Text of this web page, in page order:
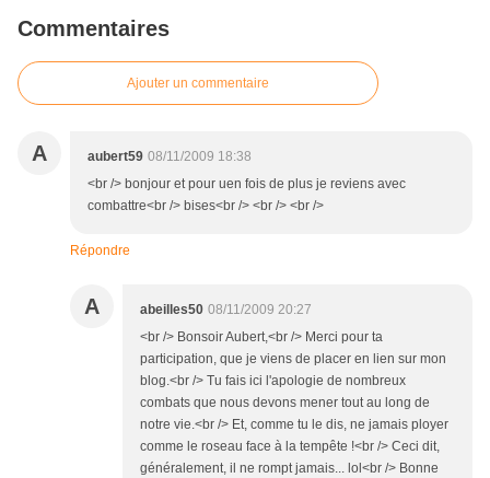
Commentaires
Ajouter un commentaire
A aubert59 08/11/2009 18:38
<br /> bonjour et pour uen fois de plus je reviens avec
combattre<br /> bises<br /> <br /> <br />
Répondre
A abeilles50 08/11/2009 20:27
<br /> Bonsoir Aubert,<br /> Merci pour ta
participation, que je viens de placer en lien sur mon
blog.<br /> Tu fais ici l'apologie de nombreux
combats que nous devons mener tout au long de
notre vie.<br /> Et, comme tu le dis, ne jamais ployer
comme le roseau face à la tempête !<br /> Ceci dit,
généralement, il ne rompt jamais... lol<br /> Bonne